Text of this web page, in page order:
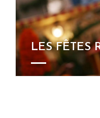
LES FÊTES